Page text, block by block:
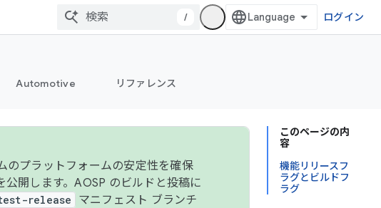
/ ログイン
Automotive リファレンス
このページの内
容
機能リリースフ
ラグとビルドフ
ラグ
のプラットフォームの安定性を確保
開します。AOSP のビルドと投稿に
release
マニフェスト ブランチ